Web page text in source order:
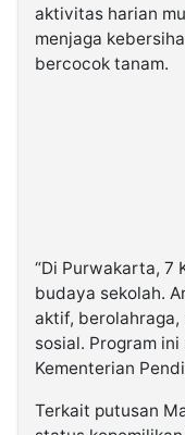
aktivitas harian
menjaga
bercocok tanam.
“Di Purwakarta, 7
budaya sekolah.
aktif,
sosial. Program
Kementerian
Terkait putusan